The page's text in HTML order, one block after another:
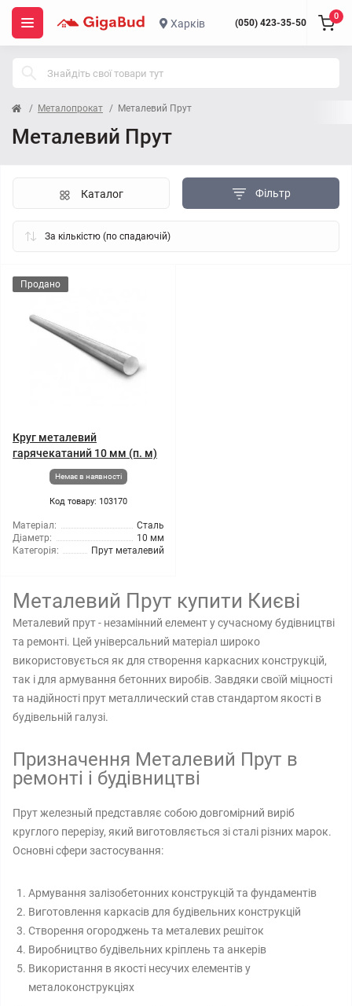
Харків (050) 423-35-50
0
Металопрокат Металевий Прут
Металевий Прут
Фільтр
Каталог
Продано
Круг металевий
гарячекатаний 10 мм (п. м)
Немає в наявності
Код товару: 103170
Матеріал:
Сталь
Діаметр:
10 мм
Категорія:
Прут металевий
Металевий Прут купити Києві
Металевий прут - незамінний елемент у сучасному будівництві
та ремонті. Цей універсальний матеріал широко
використовується як для створення каркасних конструкцій,
так і для армування бетонних виробів. Завдяки своїй міцності
та надійності прут металлический став стандартом якості в
будівельній галузі.
Призначення Металевий Прут в
ремонті і будівництві
Прут железный представляє собою довгомірний виріб
круглого перерізу, який виготовляється зі сталі різних марок.
Основні сфери застосування:
Армування залізобетонних конструкцій та фундаментів
Виготовлення каркасів для будівельних конструкцій
Створення огороджень та металевих решіток
Виробництво будівельних кріплень та анкерів
Використання в якості несучих елементів у
металоконструкціях